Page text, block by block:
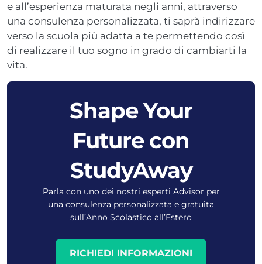
e all’esperienza maturata negli anni, attraverso
una consulenza personalizzata, ti saprà indirizzare
verso la scuola più adatta a te permettendo così
di realizzare il tuo sogno in grado di cambiarti la
vita.
Shape Your
Future con
StudyAway
Parla con uno dei nostri esperti Advisor per
una consulenza personalizzata e gratuita
sull’Anno Scolastico all’Estero
RICHIEDI INFORMAZIONI